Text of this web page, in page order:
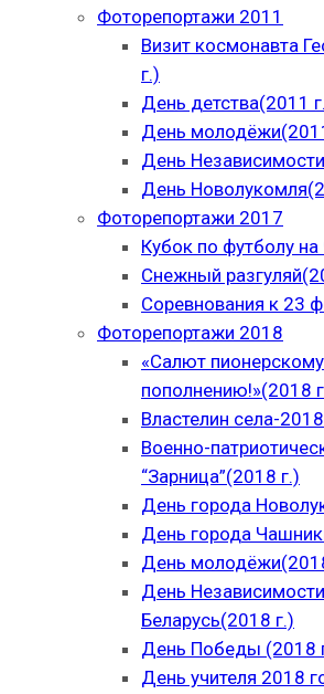
Фоторепортажи 2011
Визит космонавта
г.)
День детства(2011
День
День
День
Фоторепортажи 2017
Кубок по футболу
Снежный
Соревнования к 23
Фоторепортажи 2018
«Салют пионерскому
пополнению!»(2018
Властелин села-2018
Военно-
“Зарница”(2018 г.)
День города
День города
День
День
Беларусь(2018 г.)
День Победы (2018
День учителя 2018